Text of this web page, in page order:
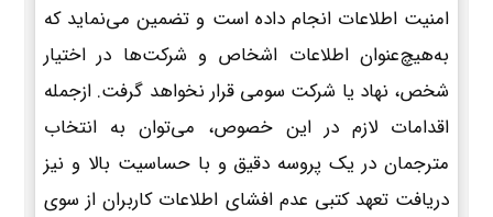
امنیت اطلاعات انجام داده است و تضمین می‌نماید که
به‌هیچ‌عنوان اطلاعات اشخاص و شرکت‌ها در اختیار
شخص، نهاد یا شرکت سومی قرار نخواهد گرفت. ازجمله
اقدامات لازم در این خصوص، می‌توان به انتخاب
مترجمان در یک پروسه دقیق و با حساسیت بالا و نیز
دریافت تعهد کتبی عدم افشای اطلاعات کاربران از سوی